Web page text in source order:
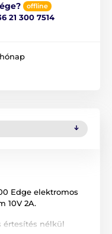
offline
21 300 7514
Edge elektromos
10V 2A.
értesítés nélkül